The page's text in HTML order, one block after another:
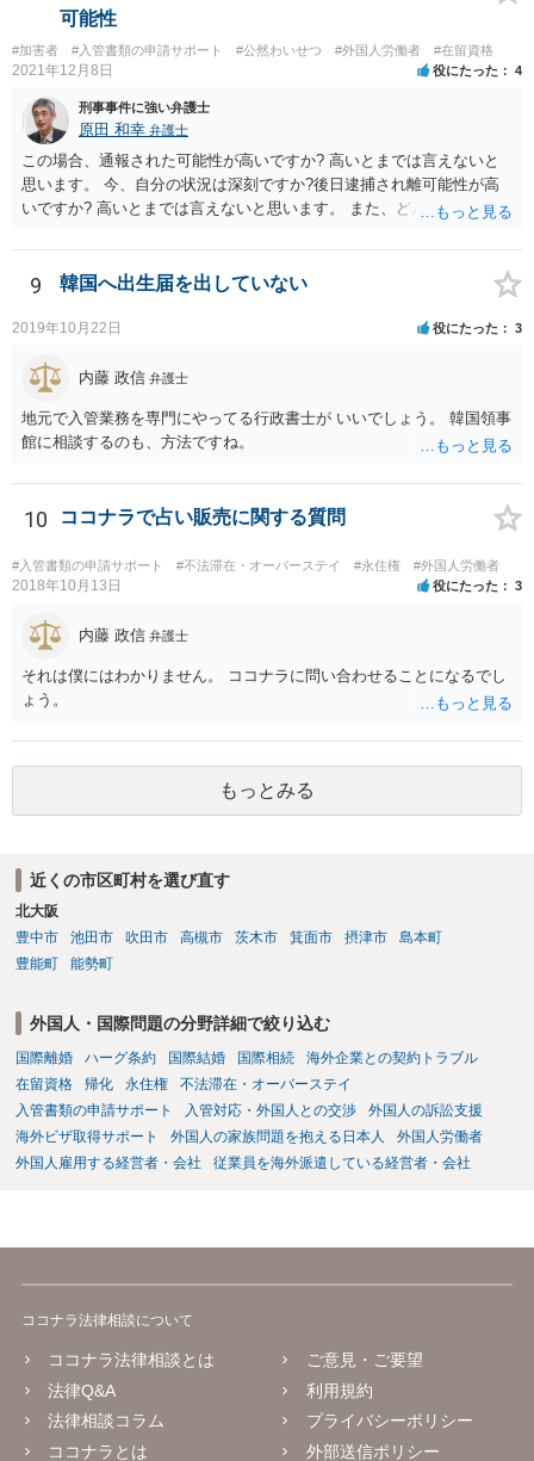
可能性
#加害者 #入管書類の申請サポート #公然わいせつ #外国人労働者 #在留資格
2021年12月8日 役にたった 4
刑事事件に強い弁護士
原田 和幸 弁護士
この場合、通報された可能性が高いですか? 高いとまでは言えないと
思います。 今、自分の状況は深刻ですか?後日逮捕され離可能性が高
いですか? 高いとまでは言えないと思います。 また、どんな犯罪をし
たりでしょうか。
9 韓国へ出生届を出していない
2019年10月22日 役にたった 3
内藤 政信 弁護士
地元で入管業務を専門にやってる行政書士が いいでしょう。 韓国領事
館に相談するのも、方法ですね。
10 ココナラで占い販売に関する質問
#入管書類の申請サポート #不法滞在・オーバーステイ #永住権 #外国人労働者
2018年10月13日 役にたった 3
内藤 政信 弁護士
それは僕にはわかりません。 ココナラに問い合わせることになるでし
ょう。
もっとみる
近くの市区町村を選び直す
北大阪
豊中市
池田市 吹田市 高槻市 茨木市 箕面市 摂津市
島本町
豊能町
能勢町
外国人・国際問題の分野詳細で絞り込む
国際離婚 ハーグ条約 国際結婚 国際相続
海外企業との契約トラブル
在留資格
帰化 永住権
不法滞在・オーバーステイ
入管書類の申請サポート
入管対応・外国人との交渉
外国人の訴訟支援
海外ビザ取得サポート
外国人の家族問題を抱える日本人
外国人労働者
外国人雇用する経営者・会社
従業員を海外派遣している経営者・会社
ココナラ法律相談について
ココナラ法律相談とは
法律Q&A
法律相談コラム
ココナラとは
ご意見・ご要望
利用規約
プライバシーポリシー
外部送信ポリシー